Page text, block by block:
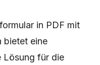
in PDF mit
bietet eine
Lösung für die